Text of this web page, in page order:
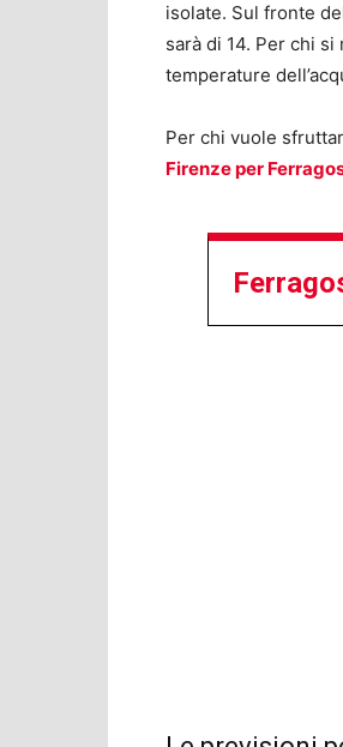
isolate. Sul fronte
sarà di 14. Per chi
temperature
Per chi vuole
Firenze per